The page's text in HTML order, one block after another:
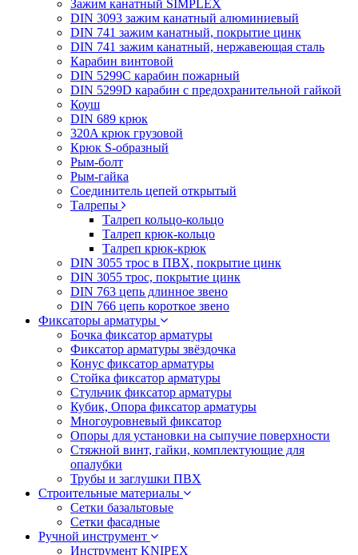
Зажим канатный SIMPLEX
DIN 3093 зажим канатный алюминиевый
DIN 741 зажим канатный, покрытие цинк
DIN 741 зажим канатный, нержавеющая сталь
Карабин винтовой
DIN 5299C карабин пожарный
DIN 5299D карабин с предохранительной гайкой
Коуш
DIN 689 крюк
320A крюк грузовой
Крюк S-образный
Рым-болт
Рым-гайка
Соединитель цепей открытый
Талрепы
Талреп кольцо-кольцо
Талреп крюк-кольцо
Талреп крюк-крюк
DIN 3055 трос в ПВХ, покрытие цинк
DIN 3055 трос, покрытие цинк
DIN 763 цепь длинное звено
DIN 766 цепь короткое звено
Фиксаторы арматуры
Бочка фиксатор арматуры
Фиксатор арматуры звёздочка
Конус фиксатор арматуры
Стойка фиксатор арматуры
Стульчик фиксатор арматуры
Кубик, Опора фиксатор арматуры
Многоуровневый фиксатор
Опоры для установки на сыпучие поверхности
Стяжной винт, гайки, комплектующие для
опалубки
Трубы и заглушки ПВХ
Строительные материалы
Сетки базальтовые
Сетки фасадные
Ручной инструмент
Инструмент KNIPEX